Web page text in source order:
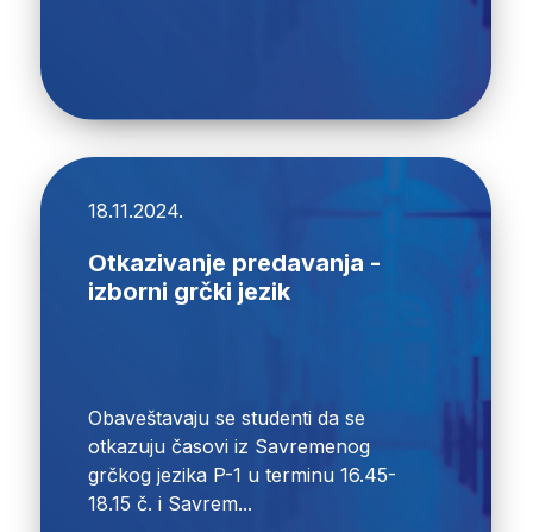
18.11.2024.
Otkazivanje predavanja -
izborni grčki jezik
Obaveštavaju se studenti da se
otkazuju časovi iz Savremenog
grčkog jezika P-1 u terminu 16.45-
18.15 č. i Savrem...